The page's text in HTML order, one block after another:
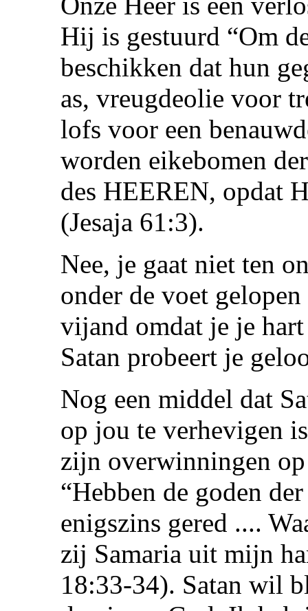
Hij is gestuurd “Om
beschikken dat hun
as, vreugdeolie voor
lofs voor een
worden eikebomen
des HEEREN, opdat
(Jesaja 61:3).
Nee, je gaat niet ten
onder de voet
vijand omdat je je
Satan probeert je
Nog een middel dat
op jou te verhevigen
zijn overwinningen
“Hebben de goden
enigszins gered ....
zij Samaria uit mijn
18:33-34). Satan wil